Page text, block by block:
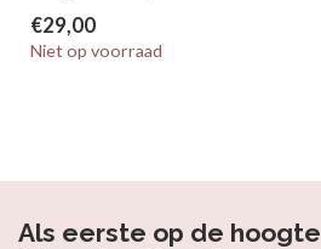
€29,00
Niet op voorraad
Als eerste op de hoogte